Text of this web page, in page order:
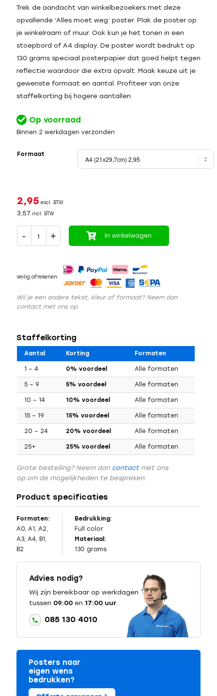
Trek de aandacht van winkelbezoekers met deze
opvallende ‘Alles moet weg’ poster. Plak de poster op
je winkelraam of muur. Ook kun je het tonen in een
stoepbord of A4 display. De poster wordt bedrukt op
130 grams speciaal posterpapier dat goed helpt tegen
reflectie waardoor die extra opvalt. Maak keuze uit je
gewenste formaat en aantal. Profiteer van onze
staffelkorting bij hogere aantallen.
Op voorraad
Binnen 2 werkdagen verzonden
Formaat
2,95 excl. BTW
3,57 incl. BTW
In winkelwagen
Veilig afrekenen:
Wil je een andere tekst, kleur of formaat? Neem dan
contact met ons op.
Staffelkorting
Aantal Korting Formaten
1 – 4 0% voordeel Alle formaten
5 – 9 5% voordeel Alle formaten
10 – 14 10% voordeel Alle formaten
15 – 19 15% voordeel Alle formaten
20 – 24 20% voordeel Alle formaten
25+ 25% voordeel Alle formaten
Grote bestelling? Neem dan contactmet ons
op om de mogelijkheden te bespreken.
Product specificaties
Formaten:
A0, A1, A2,
A3, A4, B1,
B2
Bedrukking:
Full color
Materiaal:
130 grams
Advies nodig?
Wij zijn bereikbaar op werkdagen
tussen 09:00en 17:00 uur.
085 130 4010
Posters naar
eigen wens
bedrukken?